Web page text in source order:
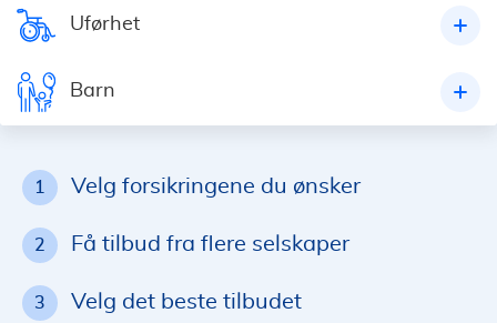
Uførhet
Barn
1 Velg forsikringene du ønsker
2 Få tilbud fra flere selskaper
3 Velg det beste tilbudet